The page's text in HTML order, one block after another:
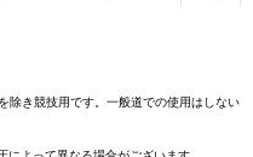
除き競技用です。一般道での使用はしない